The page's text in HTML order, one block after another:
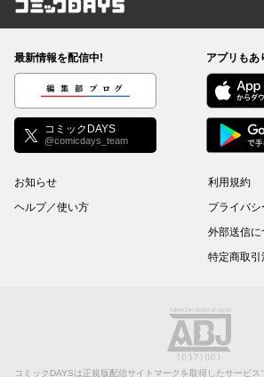
コミックDAYS
最新情報を配信中!
編集部ブログ
コミックDAYS
@comicdays_team
アプリもあ
お知らせ
ヘルプ／使い方
利用規約
プライバ
外部送信に
特定商取引
コミックDAYSは正規版配信サイトマークを取得したサービス